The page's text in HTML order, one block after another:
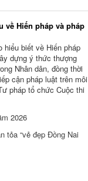
về Hiến pháp và pháp
hiểu biết về Hiến pháp
dựng ý thức thượng
Nhân dân, đồng thời
cận pháp luật trên môi
pháp tổ chức Cuộc thi
2026
tỏa “vẻ đẹp Đồng Nai